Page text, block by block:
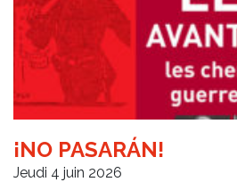
¡NO PASARÁN!
Jeudi 4 juin 2026